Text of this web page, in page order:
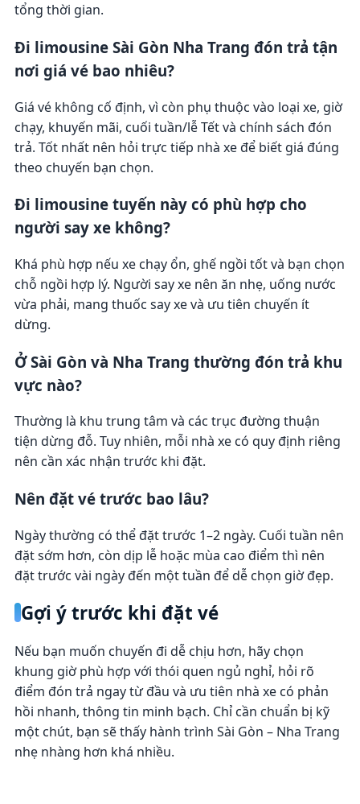
tổng thời gian.
Đi limousine Sài Gòn Nha Trang đón trả tận
nơi giá vé bao nhiêu?
Giá vé không cố định, vì còn phụ thuộc vào loại xe, giờ
chạy, khuyến mãi, cuối tuần/lễ Tết và chính sách đón
trả. Tốt nhất nên hỏi trực tiếp nhà xe để biết giá đúng
theo chuyến bạn chọn.
Đi limousine tuyến này có phù hợp cho
người say xe không?
Khá phù hợp nếu xe chạy ổn, ghế ngồi tốt và bạn chọn
chỗ ngồi hợp lý. Người say xe nên ăn nhẹ, uống nước
vừa phải, mang thuốc say xe và ưu tiên chuyến ít
dừng.
Ở Sài Gòn và Nha Trang thường đón trả khu
vực nào?
Thường là khu trung tâm và các trục đường thuận
tiện dừng đỗ. Tuy nhiên, mỗi nhà xe có quy định riêng
nên cần xác nhận trước khi đặt.
Nên đặt vé trước bao lâu?
Ngày thường có thể đặt trước 1–2 ngày. Cuối tuần nên
đặt sớm hơn, còn dịp lễ hoặc mùa cao điểm thì nên
đặt trước vài ngày đến một tuần để dễ chọn giờ đẹp.
Gợi ý trước khi đặt vé
Nếu bạn muốn chuyến đi dễ chịu hơn, hãy chọn
khung giờ phù hợp với thói quen ngủ nghỉ, hỏi rõ
điểm đón trả ngay từ đầu và ưu tiên nhà xe có phản
hồi nhanh, thông tin minh bạch. Chỉ cần chuẩn bị kỹ
một chút, bạn sẽ thấy hành trình Sài Gòn – Nha Trang
nhẹ nhàng hơn khá nhiều.